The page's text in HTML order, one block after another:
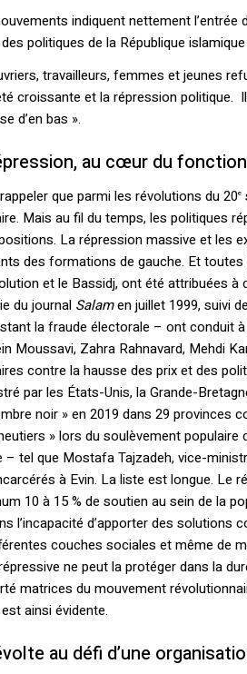
indiquent nettement
politiques de la République
travailleurs, femmes et jeunes
croissante et la répression politique.
d’en bas ».
au cœur du
que parmi les révolutions du 20e
Mais au fil du temps, les politiques
La répression massive et les
des formations de gauche. Et
et le Bassidj, ont été attribuées
du journal Salamen juillet 1999, suivi
la fraude électorale – ont conduit
Moussavi, Zahra Rahnavard, Mehdi
contre la hausse des prix et des
par les États-Unis, la Grande-
noir » en 2019 dans 29 provinces
» lors du soulèvement populaire
– tel que Mostafa Tajzadeh, vice-
à Evin. La liste est longue. Le
10 à 15 % de soutien au sein de la
l’incapacité d’apporter des
couches sociales et même de
ne peut la protéger dans la
matrices du mouvement
ainsi évidente.
au défi d’une